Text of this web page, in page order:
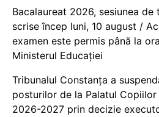
Bacalaureat 2026, sesiunea de
scrise încep luni, 10 august /
examen este permis până la
Ministerul Educației
Tribunalul Constanța a
posturilor de la Palatul
2026-2027 prin decizie